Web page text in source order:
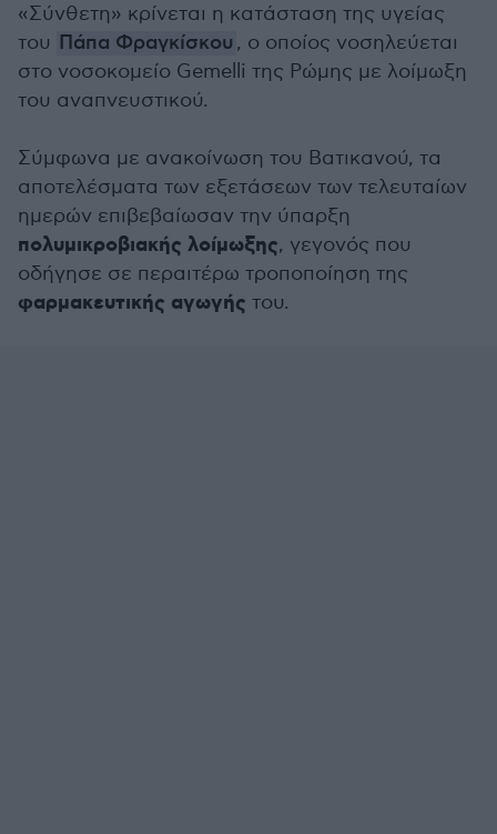
«Σύνθετη» κρίνεται η κατάσταση της υγείας
του Πάπα Φραγκίσκου , ο οποίος νοσηλεύεται
στο νοσοκομείο Gemelli της Ρώμης με λοίμωξη
του αναπνευστικού.
Σύμφωνα με ανακοίνωση του Βατικανού, τα
αποτελέσματα των εξετάσεων των τελευταίων
ημερών επιβεβαίωσαν την ύπαρξη
πολυμικροβιακής λοίμωξης, γεγονός που
οδήγησε σε περαιτέρω τροποποίηση της
φαρμακευτικής αγωγής του.